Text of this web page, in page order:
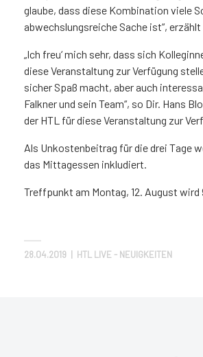
glaube, dass diese Kombination viele
abwechslungsreiche Sache ist“, erzählt
„Ich freu‘ mich sehr, dass sich
diese Veranstaltung zur Verfügung
sicher Spaß macht, aber auch
Falkner und sein Team“, so Dir. Hans
der HTL für diese Veranstaltung zur
Als Unkostenbeitrag für die drei Tage
das Mittagessen inkludiert.
Treffpunkt am Montag, 12. August wird
28.04.2019 HTL LIVE - NEUIGKEITEN